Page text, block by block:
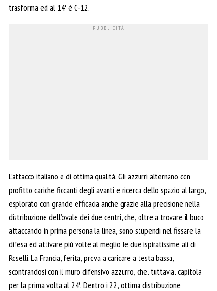
trasforma ed al 14′ è 0-12.
L’attacco italiano è di ottima qualità. Gli azzurri alternano con
profitto cariche ficcanti degli avanti e ricerca dello spazio al largo,
esplorato con grande efficacia anche grazie alla precisione nella
distribuzione dell’ovale dei due centri, che, oltre a trovare il buco
attaccando in prima persona la linea, sono stupendi nel fissare la
difesa ed attivare più volte al meglio le due ispiratissime ali di
Roselli. La Francia, ferita, prova a caricare a testa bassa,
scontrandosi con il muro difensivo azzurro, che, tuttavia, capitola
per la prima volta al 24′. Dentro i 22, ottima distribuzione